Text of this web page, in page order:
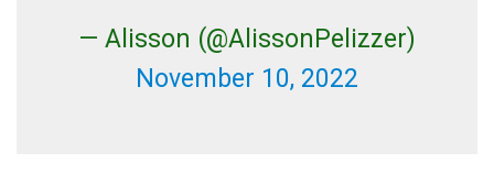
— Alisson (@AlissonPelizzer)
November 10, 2022